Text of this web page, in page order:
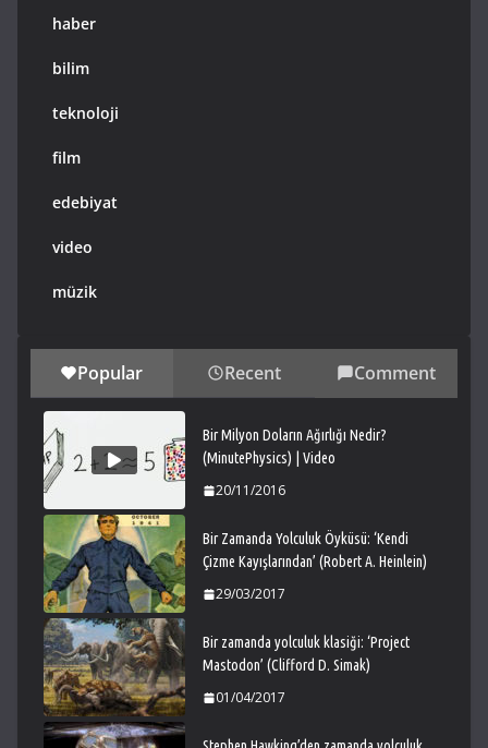
haber
bilim
teknoloji
film
edebiyat
video
müzik
Popular Recent Comment
Bir Milyon Doların Ağırlığı Nedir?
(MinutePhysics) | Video
20/11/2016
Bir Zamanda Yolculuk Öyküsü: ‘Kendi
Çizme Kayışlarından’ (Robert A. Heinlein)
29/03/2017
Bir zamanda yolculuk klasiği: ‘Project
Mastodon’ (Clifford D. Simak)
01/04/2017